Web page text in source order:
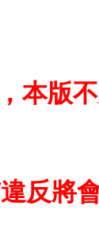
本版
反將